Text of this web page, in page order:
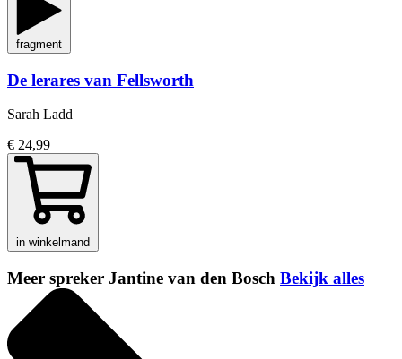
fragment
De lerares van Fellsworth
Sarah Ladd
€ 24,99
in winkelmand
Meer spreker Jantine van den Bosch Bekijk alles